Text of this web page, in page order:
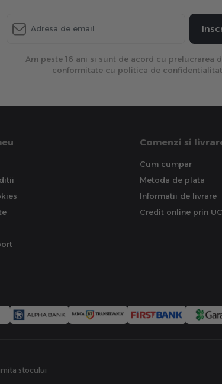
Am peste 16 ani si sunt de acord cu prelucrarea
conformitate cu politica de
Comenzi si
Cum cumpar
Metoda de plata
Informatii de livrare
Credit online prin
stocului